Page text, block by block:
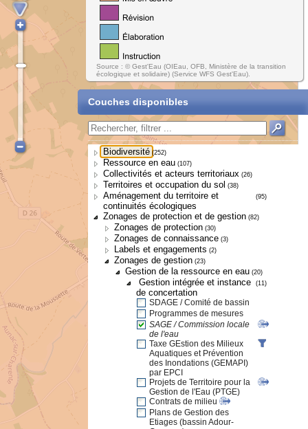
Source : © Gest'Eau (OIEau, OFB, Ministère de la transition
écologique et solidaire) (Service WFS Gest'Eau).
Couches disponibles
Biodiversité (252)
Ressource en eau (107)
Collectivités et acteurs territoriaux (26)
Territoires et occupation du sol (38)
Aménagement du territoire et
continuités écologiques
(95)
Zonages de protection et de gestion (82)
Zonages de protection (30)
Zonages de connaissance (3)
Labels et engagements (2)
Zonages de gestion (23)
Gestion de la ressource en eau (20)
Gestion intégrée et instance
de concertation
(11)
SDAGE / Comité de bassin
Programmes de mesures
SAGE / Commission locale
de l'eau
Taxe GEstion des Milieux
Aquatiques et Prévention
des Inondations (GEMAPI)
par EPCI
Projets de Territoire pour la
Gestion de l'Eau (PTGE)
Contrats de milieu
Plans de Gestion des
Etiages (bassin Adour-